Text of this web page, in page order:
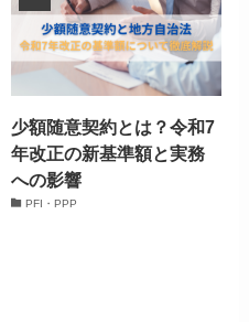
少額随意契約とは？令和7
年改正の新基準額と実務
への影響
PFI・PPP